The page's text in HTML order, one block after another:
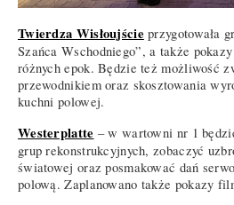
Twierdza Wisłoujście przygotowała
Szańca Wschodniego”, a także
różnych epok. Będzie też możliwość
przewodnikiem oraz skosztowania
kuchni polowej.
Westerplatte – w wartowni nr 1
grup rekonstrukcyjnych, zobaczyć
światowej oraz posmakować dań
polową. Zaplanowano także pokazy